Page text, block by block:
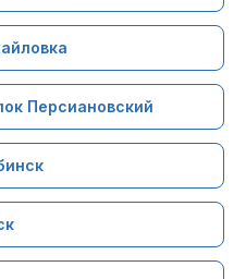
Персиановский